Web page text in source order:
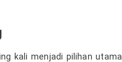
kali menjadi pilihan utama